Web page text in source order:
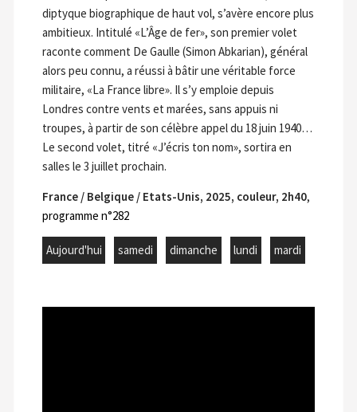
diptyque biographique de haut vol, s’avère encore plus
ambitieux. Intitulé «L’Âge de fer», son premier volet
raconte comment De Gaulle (Simon Abkarian), général
alors peu connu, a réussi à bâtir une véritable force
militaire, «La France libre». Il s’y emploie depuis
Londres contre vents et marées, sans appuis ni
troupes, à partir de son célèbre appel du 18 juin 1940…
Le second volet, titré «J’écris ton nom», sortira en
salles le 3 juillet prochain.
France / Belgique / Etats-Unis, 2025, couleur, 2h40,
programme n°282
Aujourd'hui samedi dimanche lundi mardi